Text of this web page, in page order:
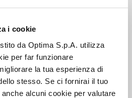
i cookie
da Optima S.p.A. utilizza
per far funzionare
la tua esperienza di
stesso. Se ci fornirai il tuo
alcuni cookie per valutare
TECNICA